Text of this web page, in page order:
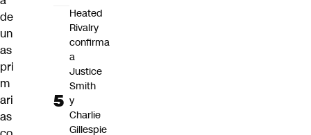
de
un
as
pri
m
ari
as
Heated
Rivalry
confirma
a
Justice
Smith
y
Charlie
Gillespie